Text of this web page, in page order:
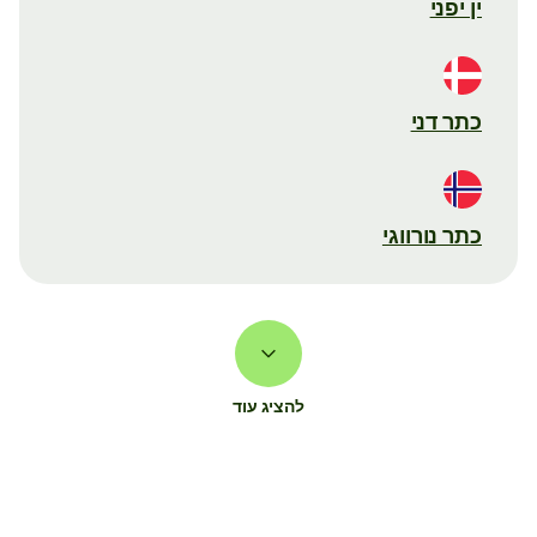
ין יפני
כתר דני
כתר נורווגי
להציג עוד